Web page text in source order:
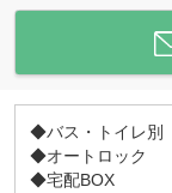
◆バス・トイレ別
◆オートロック
◆宅配BOX